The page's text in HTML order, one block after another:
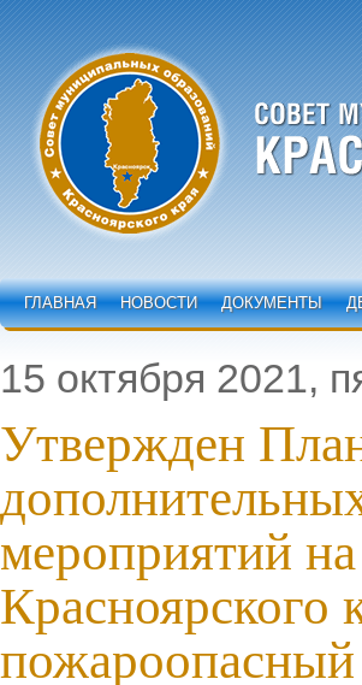
ГЛАВНАЯ НОВОСТИ ДОКУМЕНТЫ
15 октября 2021,
Утвержден
мероприятий
Красноярского